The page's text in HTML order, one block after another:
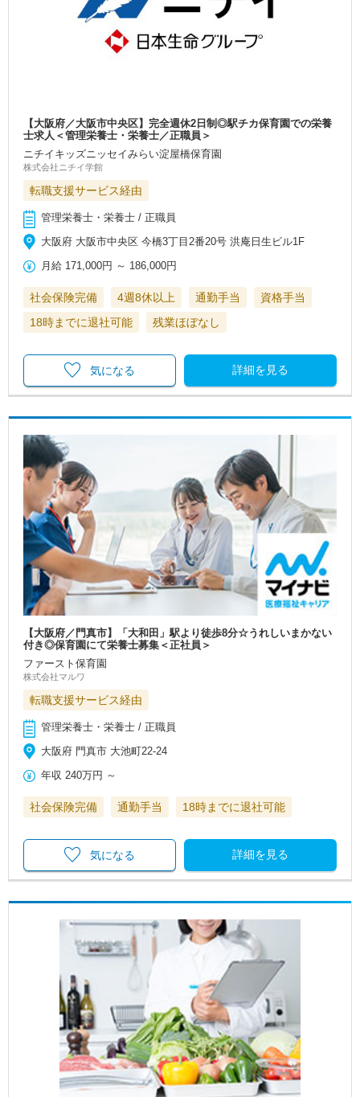
【大阪府／大阪市中央区】完全週休2日制◎駅チカ保育園での栄養
士求人＜管理栄養士・栄養士／正職員＞
ニチイキッズニッセイみらい淀屋橋保育園
株式会社ニチイ学館
転職支援サービス経由
管理栄養士・栄養士 / 正職員
大阪府 大阪市中央区 今橋3丁目2番20号 洪庵日生ビル1F
月給 171,000円 ～ 186,000円
社会保険完備 4週8休以上 通勤手当
資格手当
18時までに退社可能
残業ほぼなし
詳細を見る
気になる
【大阪府／門真市】「大和田」駅より徒歩8分☆うれしいまかない
付き◎保育園にて栄養士募集＜正社員＞
ファースト保育園
株式会社マルワ
転職支援サービス経由
管理栄養士・栄養士 / 正職員
大阪府 門真市 大池町22-24
年収 240万円 ～
社会保険完備 通勤手当 18時までに退社可能
詳細を見る
気になる